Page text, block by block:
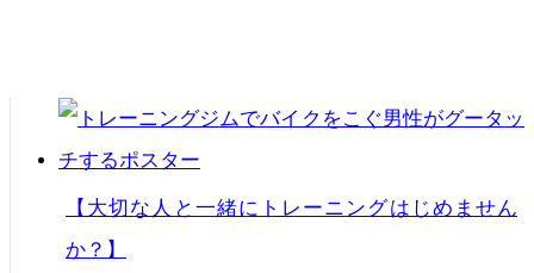
【大切な人と一緒にトレーニングはじめません
か？】